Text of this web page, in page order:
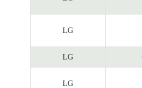
LG
LG
LG